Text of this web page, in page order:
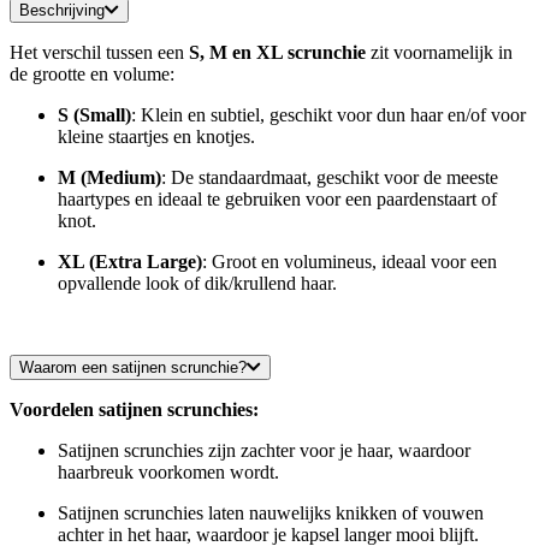
Beschrijving
Het verschil tussen een S, M en XL scrunchie zit voornamelijk in
de grootte en volume:
S (Small): Klein en subtiel, geschikt voor dun haar en/of voor
kleine staartjes en knotjes.
M (Medium): De standaardmaat, geschikt voor de meeste
haartypes en ideaal te gebruiken voor een paardenstaart of
knot.
XL (Extra Large): Groot en volumineus, ideaal voor een
opvallende look of dik/krullend haar.
Waarom een satijnen scrunchie?
Voordelen satijnen scrunchies:
Satijnen scrunchies zijn zachter voor je haar, waardoor
haarbreuk voorkomen wordt.
Satijnen scrunchies laten nauwelijks knikken of vouwen
achter in het haar, waardoor je kapsel langer mooi blijft.